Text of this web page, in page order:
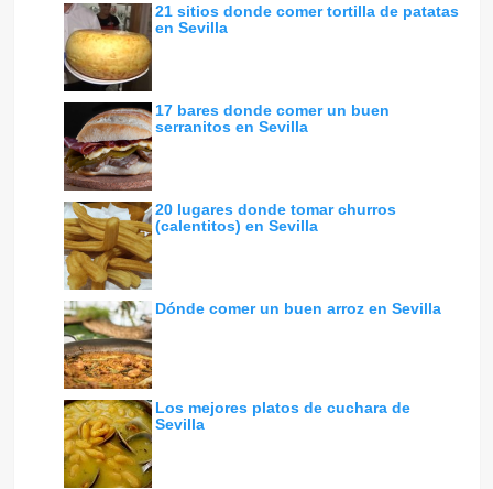
21 sitios donde comer tortilla de patatas
en Sevilla
17 bares donde comer un buen
serranitos en Sevilla
20 lugares donde tomar churros
(calentitos) en Sevilla
Dónde comer un buen arroz en Sevilla
Los mejores platos de cuchara de
Sevilla